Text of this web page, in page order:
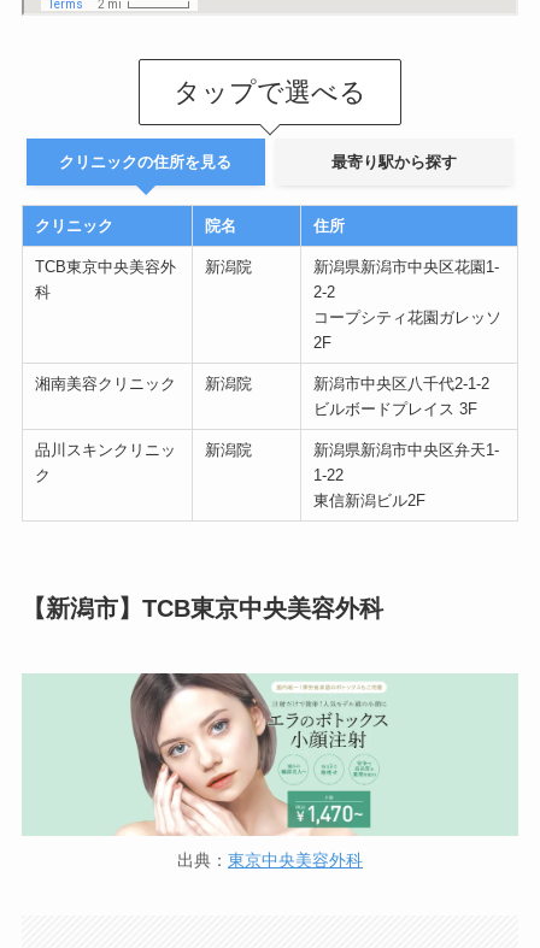
タップで選べる
クリニックの住所を見る 最寄り駅から探す
クリニック 院名 住所
TCB東京中央美容外
科
新潟院
新潟県新潟市中央区花園1-
2-2
コープシティ花園ガレッソ
2F
湘南美容クリニック 新潟院
新潟市中央区八千代2-1-2
ビルボードプレイス 3F
品川スキンクリニッ
ク
新潟院
新潟県新潟市中央区弁天1-
1-22
東信新潟ビル2F
【新潟市】TCB東京中央美容外科
出典： 東京中央美容外科